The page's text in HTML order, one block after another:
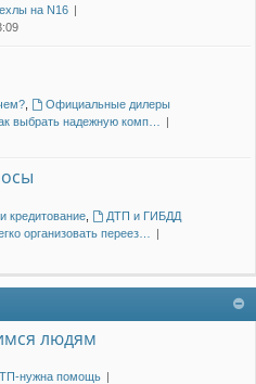
на N16
,
Официальные дилеры
выбрать надежную комп…
кредитование,
ДТП и ГИБДД
организовать переез…
людям
нужна помощь